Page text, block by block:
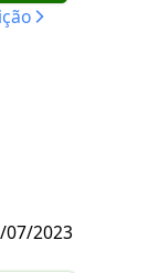
2023